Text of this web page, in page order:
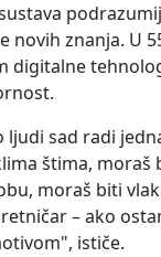
novih znanja. U
digitalne
ljudi sad radi
štima, moraš
moraš biti
– ako
ističe.